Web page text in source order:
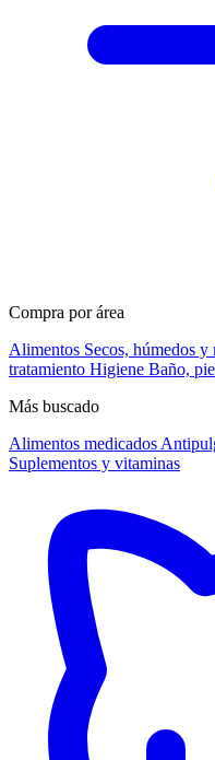
Compra por área
Alimentos Secos, húmedos y
tratamiento Higiene Baño,
Más buscado
Alimentos medicados
Suplementos y vitaminas